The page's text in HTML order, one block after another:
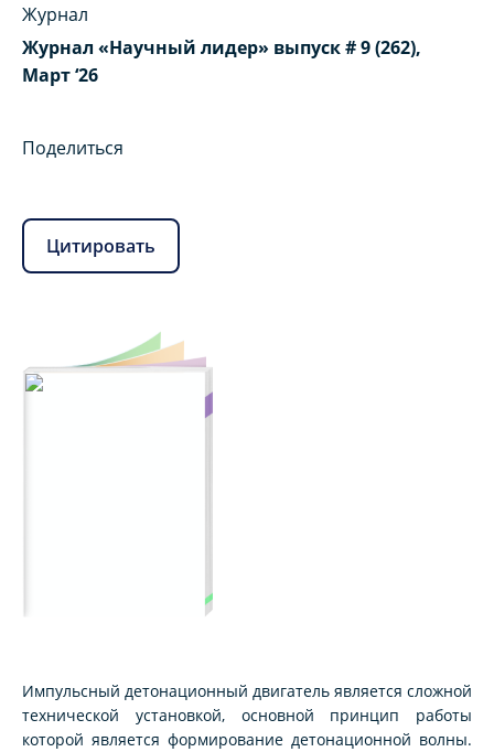
Журнал
Журнал «Научный лидер» выпуск # 9 (262),
Март ‘26
Поделиться
Цитировать
Импульсный детонационный двигатель является сложной
технической установкой, основной принцип работы
которой является формирование детонационной волны.